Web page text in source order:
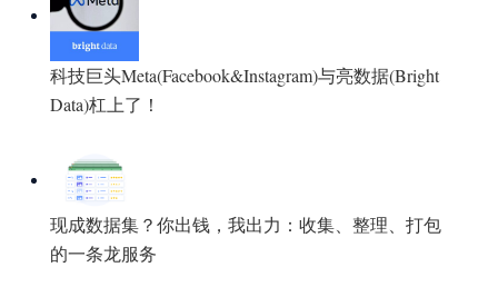
科技巨头Meta(Facebook&Instagram)与亮数据(Bright
Data)杠上了！
现成数据集？你出钱，我出力：收集、整理、打包
的一条龙服务